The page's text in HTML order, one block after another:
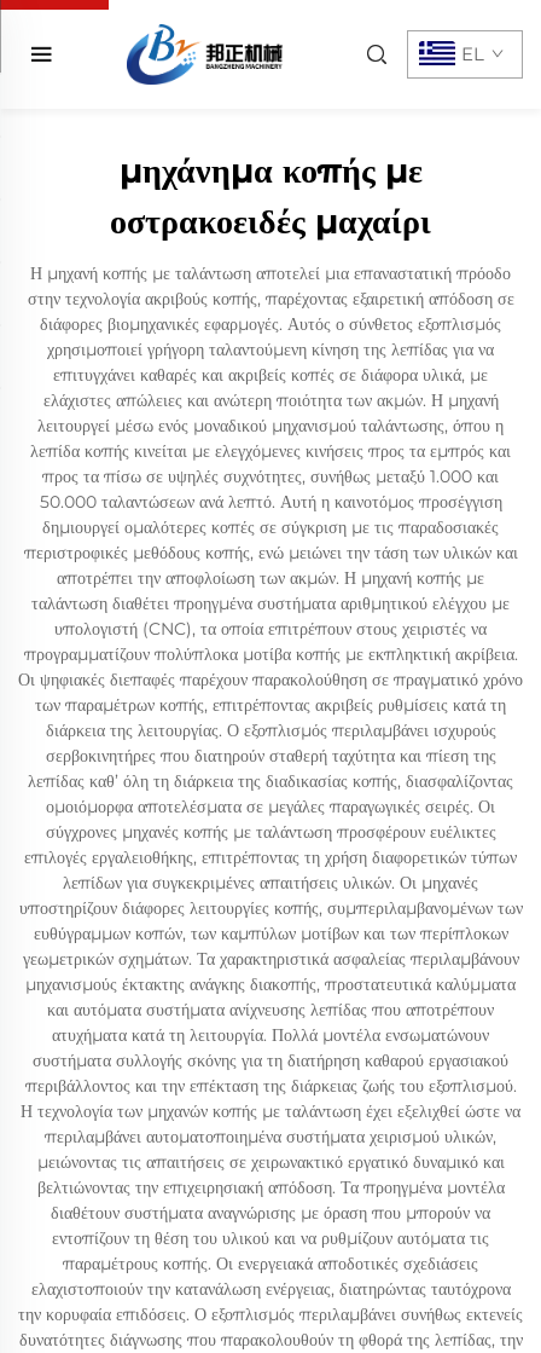
EL
μηχάνημα κοπής με
οστρακοειδές μαχαίρι
Η μηχανή κοπής με ταλάντωση αποτελεί μια επαναστατική πρόοδο
στην τεχνολογία ακριβούς κοπής, παρέχοντας εξαιρετική απόδοση σε
διάφορες βιομηχανικές εφαρμογές. Αυτός ο σύνθετος εξοπλισμός
χρησιμοποιεί γρήγορη ταλαντούμενη κίνηση της λεπίδας για να
επιτυγχάνει καθαρές και ακριβείς κοπές σε διάφορα υλικά, με
ελάχιστες απώλειες και ανώτερη ποιότητα των ακμών. Η μηχανή
λειτουργεί μέσω ενός μοναδικού μηχανισμού ταλάντωσης, όπου η
λεπίδα κοπής κινείται με ελεγχόμενες κινήσεις προς τα εμπρός και
προς τα πίσω σε υψηλές συχνότητες, συνήθως μεταξύ 1.000 και
50.000 ταλαντώσεων ανά λεπτό. Αυτή η καινοτόμος προσέγγιση
δημιουργεί ομαλότερες κοπές σε σύγκριση με τις παραδοσιακές
περιστροφικές μεθόδους κοπής, ενώ μειώνει την τάση των υλικών και
αποτρέπει την αποφλοίωση των ακμών. Η μηχανή κοπής με
ταλάντωση διαθέτει προηγμένα συστήματα αριθμητικού ελέγχου με
υπολογιστή (CNC), τα οποία επιτρέπουν στους χειριστές να
προγραμματίζουν πολύπλοκα μοτίβα κοπής με εκπληκτική ακρίβεια.
Οι ψηφιακές διεπαφές παρέχουν παρακολούθηση σε πραγματικό χρόνο
των παραμέτρων κοπής, επιτρέποντας ακριβείς ρυθμίσεις κατά τη
διάρκεια της λειτουργίας. Ο εξοπλισμός περιλαμβάνει ισχυρούς
σερβοκινητήρες που διατηρούν σταθερή ταχύτητα και πίεση της
λεπίδας καθ’ όλη τη διάρκεια της διαδικασίας κοπής, διασφαλίζοντας
ομοιόμορφα αποτελέσματα σε μεγάλες παραγωγικές σειρές. Οι
σύγχρονες μηχανές κοπής με ταλάντωση προσφέρουν ευέλικτες
επιλογές εργαλειοθήκης, επιτρέποντας τη χρήση διαφορετικών τύπων
λεπίδων για συγκεκριμένες απαιτήσεις υλικών. Οι μηχανές
υποστηρίζουν διάφορες λειτουργίες κοπής, συμπεριλαμβανομένων των
ευθύγραμμων κοπών, των καμπύλων μοτίβων και των περίπλοκων
γεωμετρικών σχημάτων. Τα χαρακτηριστικά ασφαλείας περιλαμβάνουν
μηχανισμούς έκτακτης ανάγκης διακοπής, προστατευτικά καλύμματα
και αυτόματα συστήματα ανίχνευσης λεπίδας που αποτρέπουν
ατυχήματα κατά τη λειτουργία. Πολλά μοντέλα ενσωματώνουν
συστήματα συλλογής σκόνης για τη διατήρηση καθαρού εργασιακού
περιβάλλοντος και την επέκταση της διάρκειας ζωής του εξοπλισμού.
Η τεχνολογία των μηχανών κοπής με ταλάντωση έχει εξελιχθεί ώστε να
περιλαμβάνει αυτοματοποιημένα συστήματα χειρισμού υλικών,
μειώνοντας τις απαιτήσεις σε χειρωνακτικό εργατικό δυναμικό και
βελτιώνοντας την επιχειρησιακή απόδοση. Τα προηγμένα μοντέλα
διαθέτουν συστήματα αναγνώρισης με όραση που μπορούν να
εντοπίζουν τη θέση του υλικού και να ρυθμίζουν αυτόματα τις
παραμέτρους κοπής. Οι ενεργειακά αποδοτικές σχεδιάσεις
ελαχιστοποιούν την κατανάλωση ενέργειας, διατηρώντας ταυτόχρονα
την κορυφαία επιδόσεις. Ο εξοπλισμός περιλαμβάνει συνήθως εκτενείς
δυνατότητες διάγνωσης που παρακολουθούν τη φθορά της λεπίδας, την